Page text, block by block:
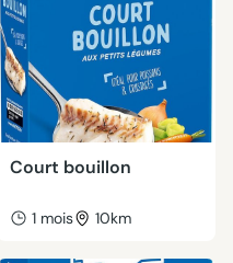
Court bouillon
1 mois 10km